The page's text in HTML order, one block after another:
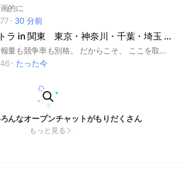
的に
30 分前
トレカのトラ in 関東 東京・神奈川・千葉・埼玉 ポケカ再販/抽選/相場
関東は、情報量も競争率も別格。 だからこそ、 ここを取った者が全国の流れを読める。 🐅参加説明 ─トラは、ついに最大市場へ踏み込む。 大阪で牙を研ぎ、 中部へ縄張りを広げた猛獣たちは、 次なる戦場として 東京・関東エリアへ侵攻する。 「トレカのトラ in 関東」は、 東京を中心に、神奈川・千葉・埼玉・茨城・栃木・群馬までを拾う ポケモンカード主軸の 再販・抽選・販売・相場共有の実戦基地🐅 舞台は関東。 秋葉原、池袋、新宿、渋谷、横浜、千葉、埼玉── 全国でもっとも情報が動き、 もっとも獲物が集まり、 もっとも競争が激しい最大戦場。 再販情報。 抽選情報。 店頭販売。 入荷気配。 プレ値の動き。 BOX・シングルの相場。 関東は、待っている者から置いていかれる。 人が多い。 店舗も多い。 情報も多い。 だがその分、遅れた者には何も残らない。 拾える者だけが拾い、 読める者だけが先に動き、 情報の価値を理解している者だけが喰える。 大阪で生まれたトラの群れは、 中部を越え、 いま関東最大市場へ牙を立てる。 ここに集うのは、 “情報の価値”を理解し、 現場でも電脳でも動ける実行者たち。 ただ見るだけの者ではなく、 関東の流れを掴み、 共有し、 次の獲物を取りに行く者を歓迎する。 ⸻ 【この部屋でできること】 ・東京、関東エリアの再販・抽選情報共有 ・ポケカ、ワンピ、遊戯王などの販売情報共有 ・店頭販売、入荷、販売開始の速報共有 ・プレ値の相場観・高騰予測 ・BOX、シングルの戦略的評価 ・現場派、電脳派問わず実行者歓迎 ・関東圏の店舗別、地域別の動きの共有 ⸻ 【対象エリア】 東京 / 秋葉原 / 池袋 / 新宿 / 渋谷 / 町田 神奈川 / 横浜 / 川崎 千葉 / 船橋 / 柏 埼玉 / 大宮 / 川越 茨城 / 栃木 / 群馬 その他、関東エリア全般 ⸻ 【注意事項】 ・誹謗中傷、暴言 → 追放 ・荒らし、妨害行為 → 即対応 ・無断再参加 → 禁止 ・情報を抜くだけの者 → 餌になるだけ ・店舗、個人への迷惑行為は禁止 ・情報の価値がわかる者のみ歓迎 ⸻ 💀「最大市場で喰えない者は、どこでも喰えない。」 💰「ここでは“情報”が金になる。」 🐅「牙を研げ。関東を獲れ。 ──トレカのトラ in 関東」 ⸻
たった今
んなオープンチャットがもりだくさん
もっと見る